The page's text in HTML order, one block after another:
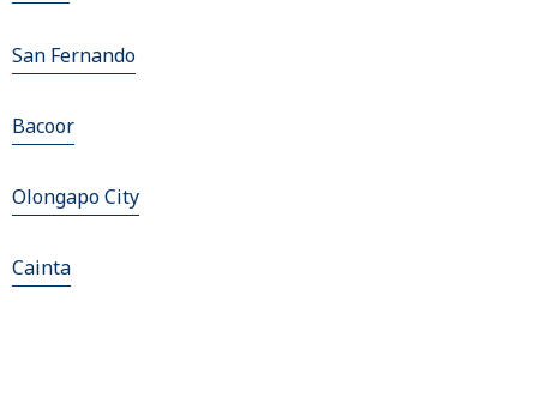
San Fernando
Bacoor
Olongapo City
Cainta